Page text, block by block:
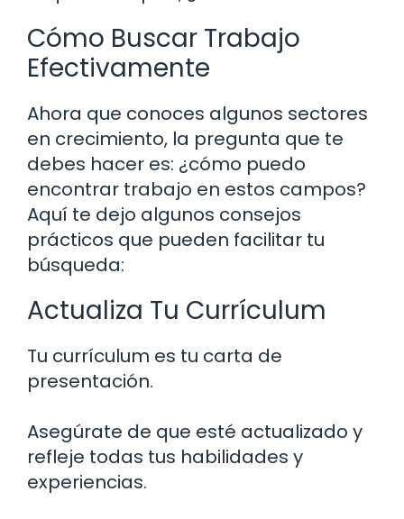
Cómo Buscar Trabajo
Efectivamente
Ahora que conoces algunos sectores
en crecimiento, la pregunta que te
debes hacer es: ¿cómo puedo
encontrar trabajo en estos campos?
Aquí te dejo algunos consejos
prácticos que pueden facilitar tu
búsqueda:
Actualiza Tu Currículum
Tu currículum es tu carta de
presentación.
Asegúrate de que esté actualizado y
refleje todas tus habilidades y
experiencias.